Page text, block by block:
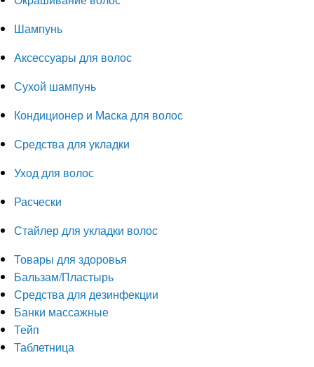
Шампунь
Аксессуары для волос
Сухой шампунь
Кондиционер и Маска для волос
Средства для укладки
Уход для волос
Расчески
Стайлер для укладки волос
Товары для здоровья
Бальзам/Пластырь
Средства для дезинфекции
Банки массажные
Тейп
Таблетница